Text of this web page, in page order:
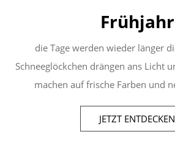
Frühjahr
die Tage werden wieder länger
Schneeglöckchen drängen ans Licht
machen auf frische Farben und
JETZT ENTDECKEN